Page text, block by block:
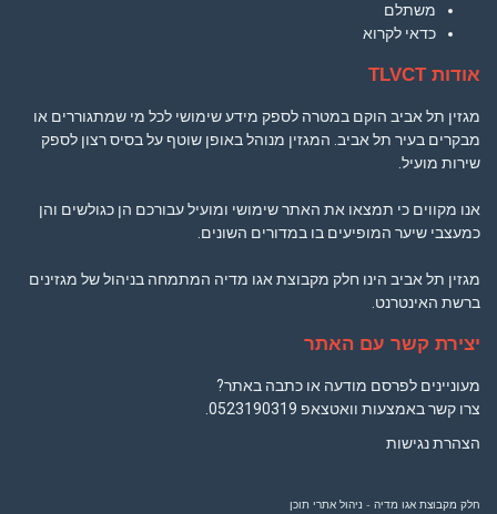
משתלם
כדאי לקרוא
אודות TLVCT
מגזין תל אביב הוקם במטרה לספק מידע שימושי לכל מי שמתגוררים או
מבקרים בעיר תל אביב. המגזין מנוהל באופן שוטף על בסיס רצון לספק
שירות מועיל.
אנו מקווים כי תמצאו את האתר שימושי ומועיל עבורכם הן כגולשים והן
כמעצבי שיער המופיעים בו במדורים השונים.
מגזין תל אביב הינו חלק מקבוצת אגו מדיה המתמחה בניהול של מגזינים
ברשת האינטרנט.
יצירת קשר עם האתר
מעוניינים לפרסם מודעה או כתבה באתר?
צרו קשר באמצעות וואטצאפ 0523190319
הצהרת נגישות
חלק מקבוצת אגו מדיה - ניהול אתרי תוכן